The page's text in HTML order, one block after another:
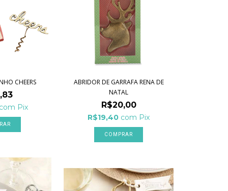
CHEERS
Pix
ABRIDOR DE GARRAFA RENA DE
NATAL
R$20,00
R$19,40 com Pix